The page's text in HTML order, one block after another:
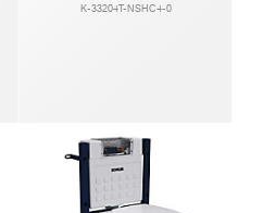
K-33204T-NSHC4-0